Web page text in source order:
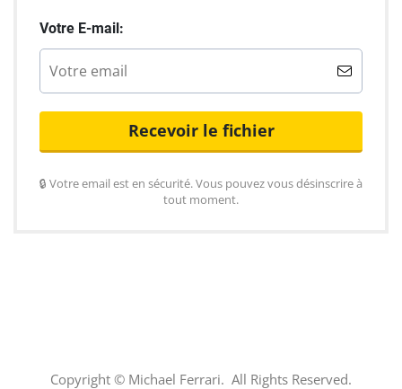
Votre E-mail:
Recevoir le fichier
🔒 Votre email est en sécurité. Vous pouvez vous désinscrire à
tout moment.
Copyright © Michael Ferrari. All Rights Reserved.